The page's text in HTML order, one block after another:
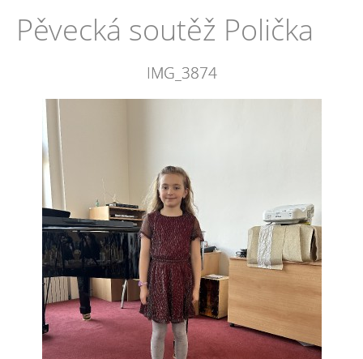
Pěvecká soutěž Polička
IMG_3874